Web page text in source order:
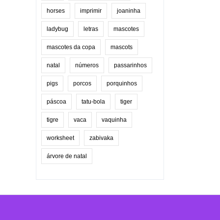
horses imprimir joaninha
ladybug letras mascotes
mascotes da copa mascots
natal números passarinhos
pigs porcos porquinhos
páscoa tatu-bola tiger
tigre vaca vaquinha
worksheet zabivaka
árvore de natal